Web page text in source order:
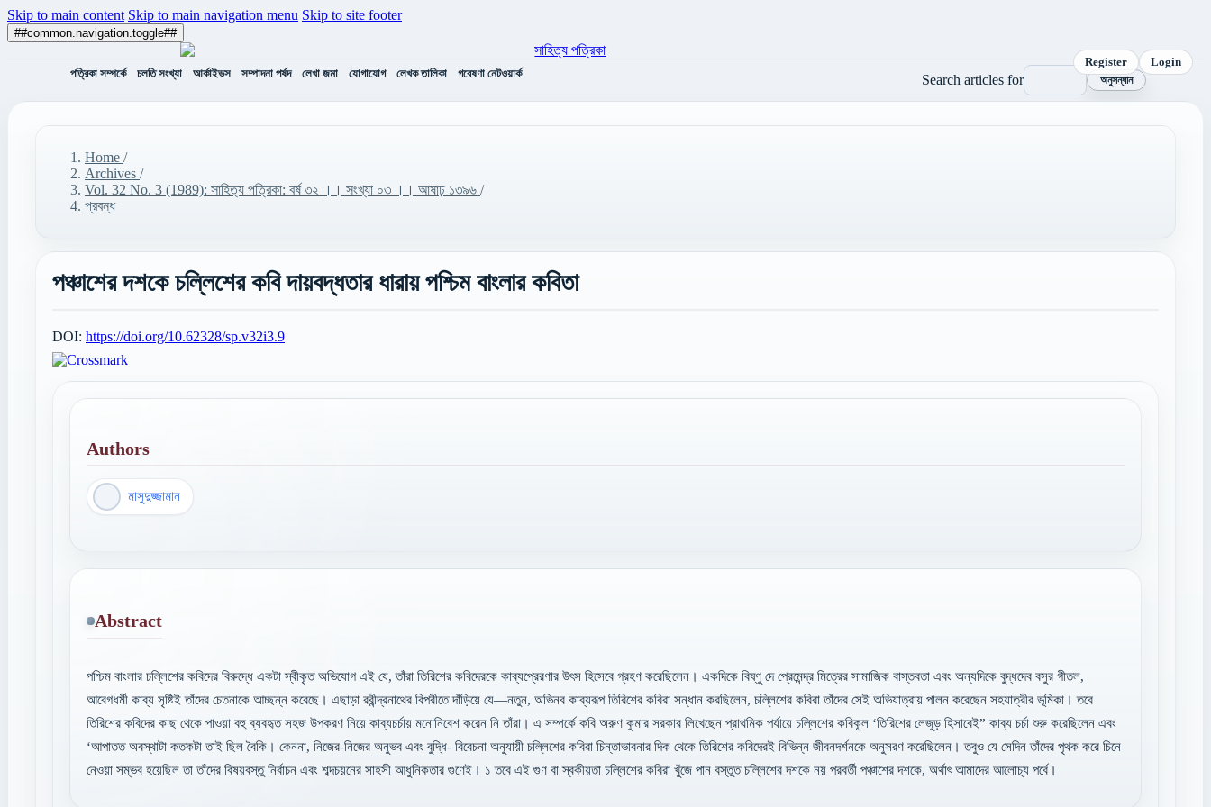
Skip to main content Skip to main navigation menu Skip to site footer
##common.navigation.toggle##
Register Login
পত্রিকা সম্পর্কে চলতি সংখ্যা আর্কাইভস সম্পাদনা পর্ষদ লেখা জমা যোগাযোগ লেখক তালিকা গবেষণা নেটওয়ার্ক Search articles for অনুসন্ধান
Home /
Archives /
Vol. 32 No. 3 (1989): সাহিত্য পত্রিকা: বর্ষ ৩২ ।। সংখ্যা ০৩ ।। আষাঢ় ১৩৯৬ /
প্রবন্ধ
পঞ্চাশের দশকে চল্লিশের কবি দায়বদ্ধতার ধারায় পশ্চিম বাংলার কবিতা
DOI: https://doi.org/10.62328/sp.v32i3.9
Authors
মাসুদুজ্জামান
Abstract
পশ্চিম বাংলার চল্লিশের কবিদের বিরুদ্ধে একটা স্বীকৃত অভিযোগ এই যে, তাঁরা তিরিশের কবিদেরকে কাব্যপ্রেরণার উৎস হিসেবে গ্রহণ করেছিলেন। একদিকে বিষ্ণু দে প্রেমেন্দ্র মিত্রের সামাজিক বাস্তবতা এবং অন্যদিকে বুদ্ধদেব বসুর গীতল,
আবেগধর্মী কাব্য সৃষ্টিই তাঁদের চেতনাকে আচ্ছন্ন করেছে। এছাড়া রবীন্দ্রনাথের বিপরীতে দাঁড়িয়ে যে—নতুন, অভিনব কাব্যরূপ তিরিশের কবিরা সন্ধান করছিলেন, চল্লিশের কবিরা তাঁদের সেই অভিযাত্রায় পালন করেছেন সহযাত্রীর ভূমিকা। তবে
তিরিশের কবিদের কাছ থেকে পাওয়া বহু ব্যবহৃত সহজ উপকরণ নিয়ে কাব্যচর্চায় মনোনিবেশ করেন নি তাঁরা। এ সম্পর্কে কবি অরুণ কুমার সরকার লিখেছেন প্রাথমিক পর্যায়ে চল্লিশের কবিকূল ‘তিরিশের লেজুড় হিসাবেই” কাব্য চর্চা শুরু করেছিলেন এবং
‘আপাতত অবস্থাটা কতকটা তাই ছিল বৈকি। কেননা, নিজের-নিজের অনুভব এবং বুদ্ধি- বিবেচনা অনুযায়ী চল্লিশের কবিরা চিন্তাভাবনার দিক থেকে তিরিশের কবিদেরই বিভিন্ন জীবনদর্শনকে অনুসরণ করেছিলেন। তবুও যে সেদিন তাঁদের পৃথক করে চিনে
নেওয়া সম্ভব হয়েছিল তা তাঁদের বিষয়বস্তু নির্বাচন এবং শব্দচয়নের সাহসী আধুনিকতার গুণেই। ১ তবে এই গুণ বা স্বকীয়তা চল্লিশের কবিরা খুঁজে পান বস্তুত চল্লিশের দশকে নয় পরবর্তী পঞ্চাশের দশকে, অর্থাৎ আমাদের আলোচ্য পর্বে।